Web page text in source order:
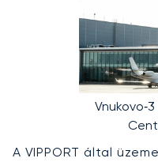
A VIPPORT által